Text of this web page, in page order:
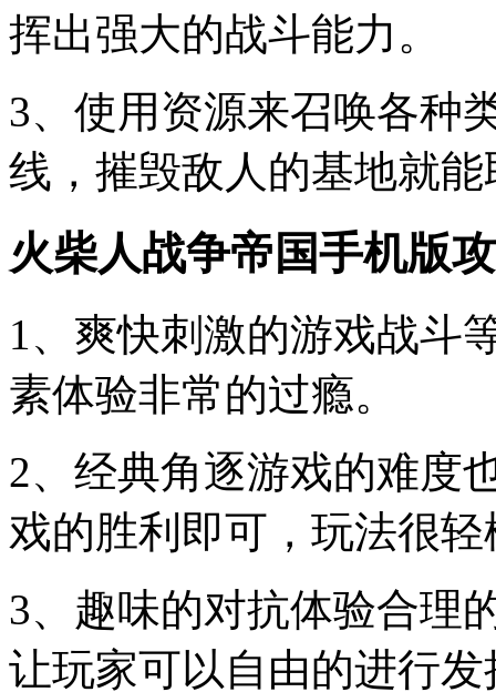
挥出强大的战斗能力。
3、使用资源来召唤各种
线，摧毁敌人的基地就
火柴人战争帝国手机版
1、爽快刺激的游戏战斗
素体验非常的过瘾。
2、经典角逐游戏的难度
戏的胜利即可，玩法很轻
3、趣味的对抗体验合理
让玩家可以自由的进行发